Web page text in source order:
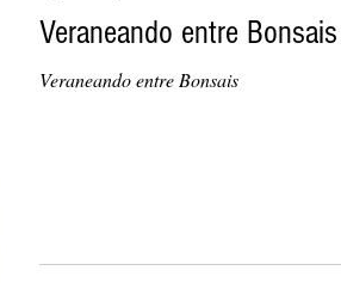
Veraneando entre Bonsais
Veraneando entre Bonsais